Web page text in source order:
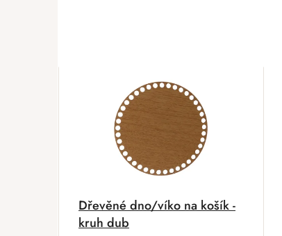
Dřevěné dno/víko na košík -
kruh dub